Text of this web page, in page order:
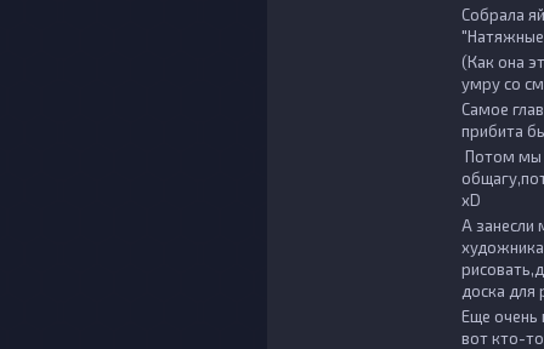
Собрала
(Как она
умру со
Самое
прибита
Потом мы
xD
А занесли
художника
доска
Еще очень
вот кто-